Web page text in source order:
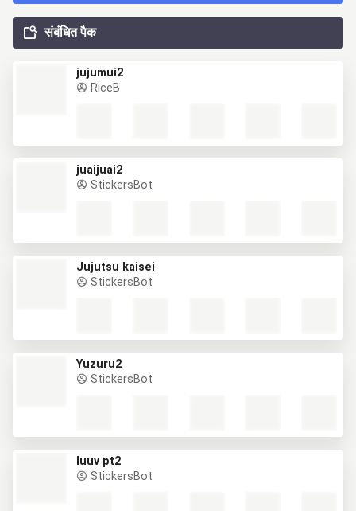
संबंधित पैक
jujumui2
RiceB
juaijuai2
StickersBot
Jujutsu kaisei
StickersBot
Yuzuru2
StickersBot
luuv pt2
StickersBot